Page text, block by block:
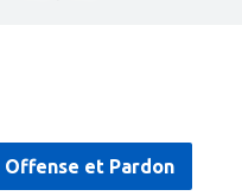
Offense et Pardon